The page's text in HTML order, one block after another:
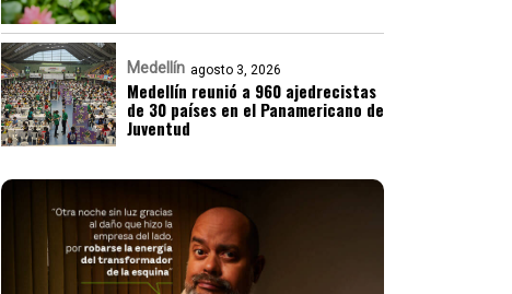
Medellín agosto 3, 2026
Medellín reunió a 960 ajedrecistas
de 30 países en el Panamericano de
Juventud